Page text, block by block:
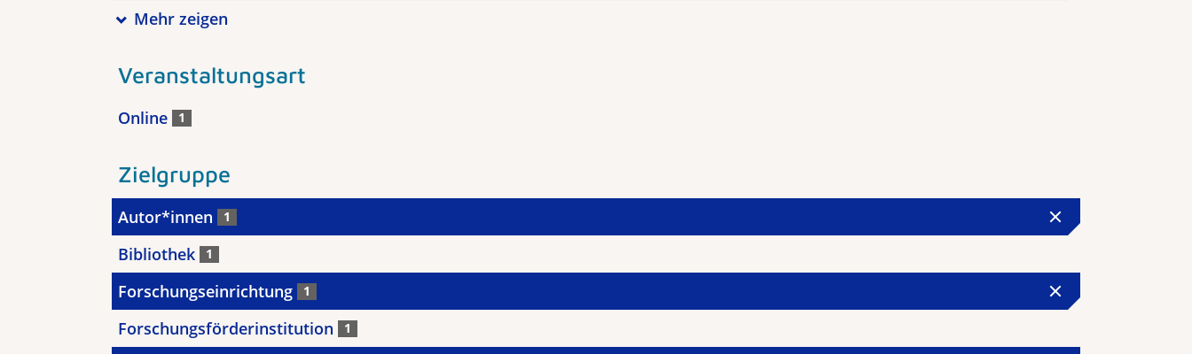
Mehr zeigen
Veranstaltungsart
Online 1
Zielgruppe
Autor*innen 1
Bibliothek 1
Forschungseinrichtung 1
Forschungsförderinstitution 1